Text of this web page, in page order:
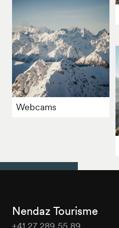
Webcams
Nendaz Tourisme
+41 27 289 55 89